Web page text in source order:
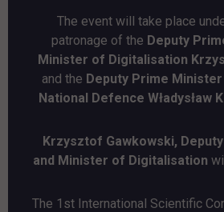
The event will take place
patronage of the Deputy
Minister of Digitalisation
and the Deputy Prime
National Defence Władysław
Krzysztof Gawkowski,
and Minister of Digitalisation
The 1st International Scientific